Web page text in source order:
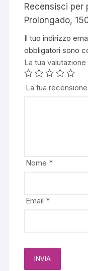
Recensisci per
Prolongado,
Il tuo indirizzo
obbligatori sono
La tua valutazione
La tua recensione
Nome *
Email *